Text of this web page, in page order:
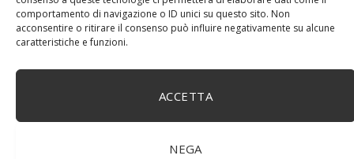
comportamento di navigazione o ID unici su questo sito. Non
acconsentire o ritirare il consenso può influire negativamente su alcune
caratteristiche e funzioni.
ACCETTA
NEGA
senza vernice artificiale. Fatto a mano, stile e design